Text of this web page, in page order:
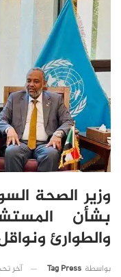
وزير الصحة
بشأن
والطوارئ
بواسطة Tag Press آخر